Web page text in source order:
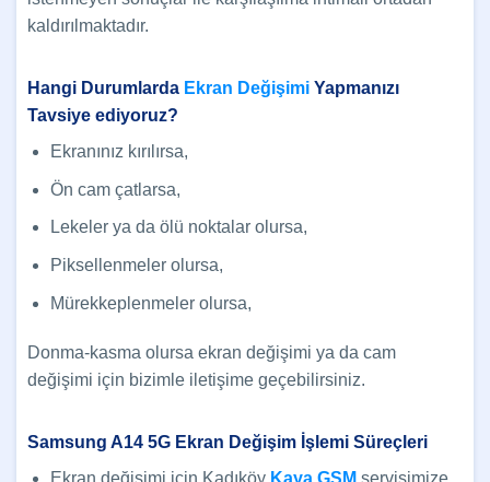
kaldırılmaktadır.
Hangi Durumlarda Ekran Değişimi Yapmanızı
Tavsiye ediyoruz?
Ekranınız kırılırsa,
Ön cam çatlarsa,
Lekeler ya da ölü noktalar olursa,
Piksellenmeler olursa,
Mürekkeplenmeler olursa,
Donma-kasma olursa ekran değişimi ya da cam
değişimi için bizimle iletişime geçebilirsiniz.
Samsung A14 5G Ekran Değişim İşlemi Süreçleri